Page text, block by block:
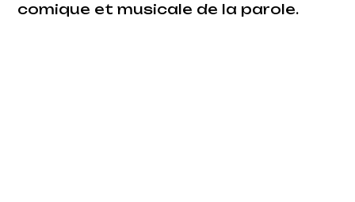
comique et musicale de la parole.